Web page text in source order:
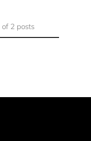
of 2 posts